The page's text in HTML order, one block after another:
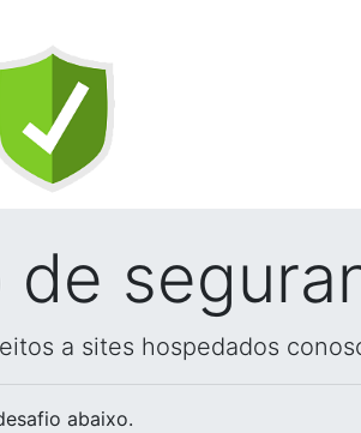
a sites hospedados
abaixo.